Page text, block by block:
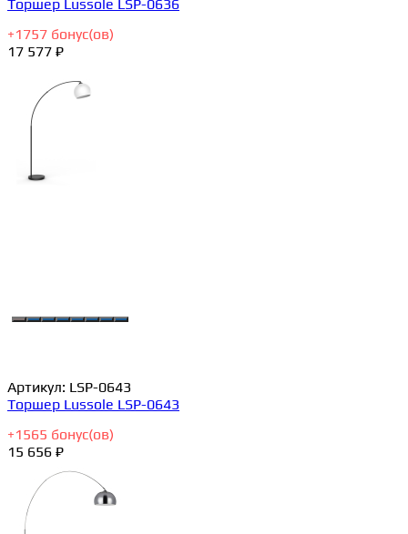
Торшер Lussole LSP-0636
+1757 бонус(ов)
17 577 ₽
Артикул: LSP-0643
Торшер Lussole LSP-0643
+1565 бонус(ов)
15 656 ₽